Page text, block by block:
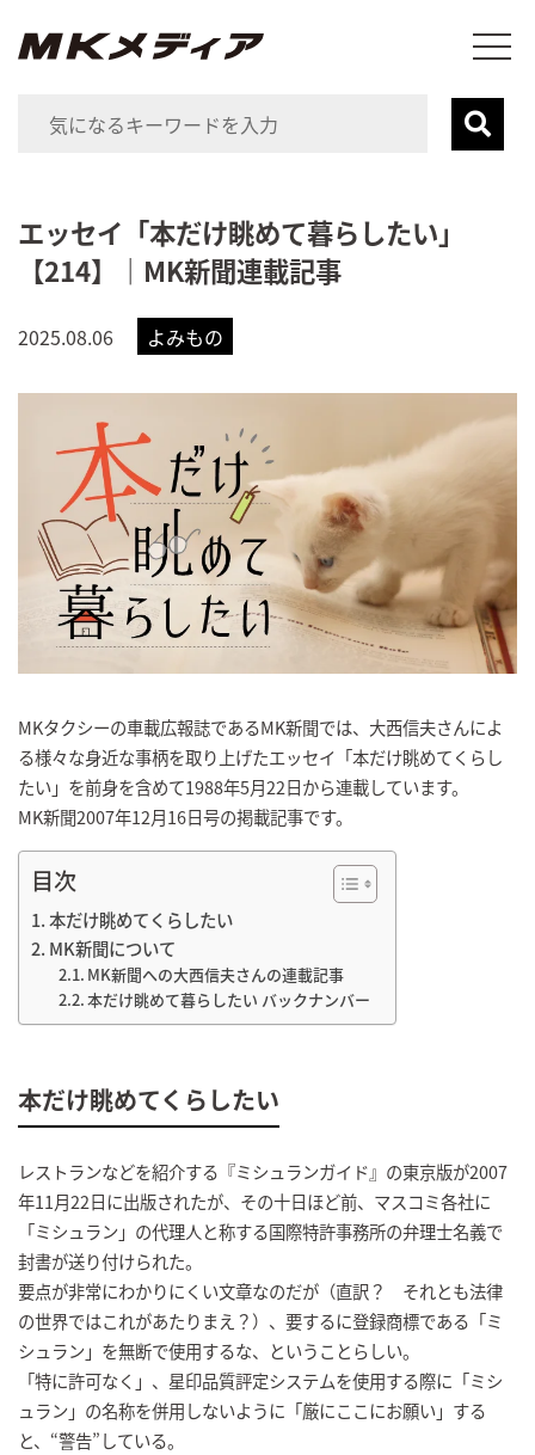
エッセイ「本だけ眺めて暮らしたい」
【214】｜MK新聞連載記事
2025.08.06 よみもの
MKタクシーの車載広報誌であるMK新聞では、大西信夫さんによ
る様々な身近な事柄を取り上げたエッセイ「本だけ眺めてくらし
たい」を前身を含めて1988年5月22日から連載しています。
MK新聞2007年12月16日号の掲載記事です。
目次
本だけ眺めてくらしたい
MK新聞について
MK新聞への大西信夫さんの連載記事
本だけ眺めて暮らしたい バックナンバー
本だけ眺めてくらしたい
レストランなどを紹介する『ミシュランガイド』の東京版が2007
年11月22日に出版されたが、その十日ほど前、マスコミ各社に
「ミシュラン」の代理人と称する国際特許事務所の弁理士名義で
封書が送り付けられた。
要点が非常にわかりにくい文章なのだが（直訳？ それとも法律
の世界ではこれがあたりまえ？）、要するに登録商標である「ミ
シュラン」を無断で使用するな、ということらしい。
「特に許可なく」、星印品質評定システムを使用する際に「ミシ
ュラン」の名称を併用しないように「厳にここにお願い」する
と、“警告”している。